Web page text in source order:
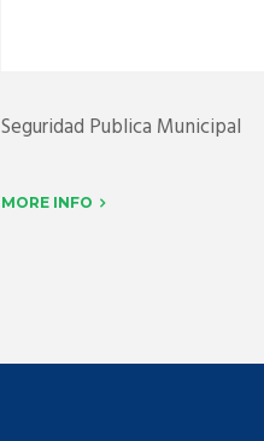
Seguridad Publica Municipal
MORE INFO